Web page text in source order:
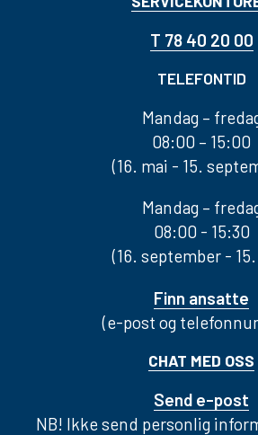
T 78 40 20 00
TELEFONTID
Mandag –
08:00 – 15:00
(16. mai - 15.
Mandag –
08:00 - 15:30
(16. september -
Finn ansatte
(e-post og
CHAT MED OSS
Send e-post
NB! Ikke send personlig